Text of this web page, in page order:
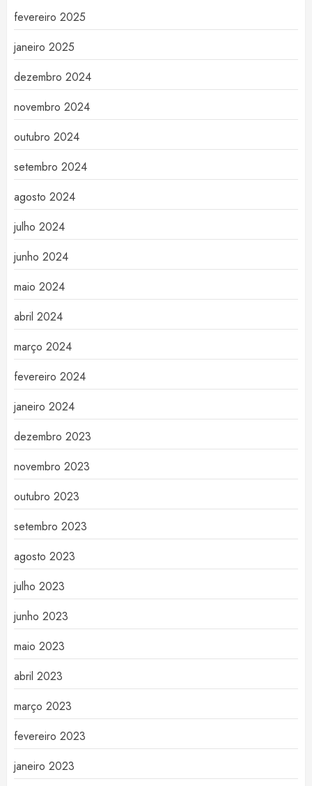
fevereiro 2025
janeiro 2025
dezembro 2024
novembro 2024
outubro 2024
setembro 2024
agosto 2024
julho 2024
junho 2024
maio 2024
abril 2024
março 2024
fevereiro 2024
janeiro 2024
dezembro 2023
novembro 2023
outubro 2023
setembro 2023
agosto 2023
julho 2023
junho 2023
maio 2023
abril 2023
março 2023
fevereiro 2023
janeiro 2023